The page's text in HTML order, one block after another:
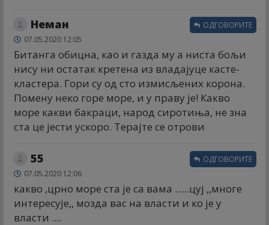
Неман
07.05.2020 12:05
Битанга обицна, као и газда му а ниста бољи
нису ни остатак кретена из владајуце касте-
кластера. Гори су од сто измисљених корона.
Помену неко горе море, и у праву је! Какво
море какви бакраци, народ сиротиња, не зна
ста це јести ускоро. Терајте се отрови
ОДГОВОРИТЕ
55
07.05.2020 12:06
какво ,црно море ста је са вама ......цуј ,,многе
интересује,, мозда вас на власти и ко је у
власти ....
ОДГОВОРИТЕ